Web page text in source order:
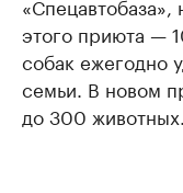
этого приюта —
собак ежегодно
семьи. В новом
до 300 животных.